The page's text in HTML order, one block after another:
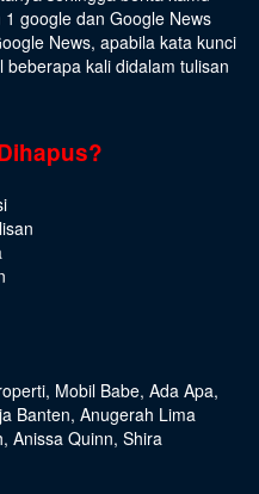
google dan Google News
News, apabila kata kunci
kali didalam tulisan
, Mobil Babe, Ada Apa,
Banten, Anugerah Lima
, Anissa Quinn, Shira